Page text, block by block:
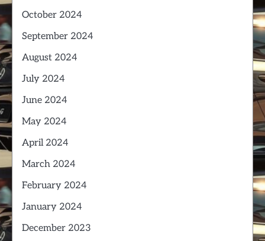
October 2024
September 2024
August 2024
July 2024
June 2024
May 2024
April 2024
March 2024
February 2024
January 2024
December 2023